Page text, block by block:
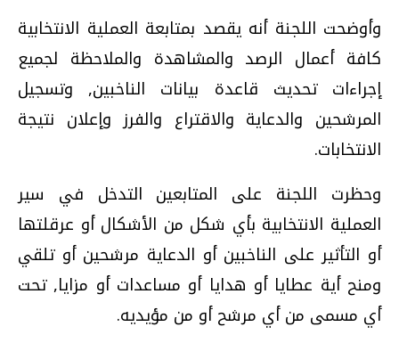
وأوضحت اللجنة أنه يقصد بمتابعة العملية الانتخابية
كافة أعمال الرصد والمشاهدة والملاحظة لجميع
إجراءات تحديث قاعدة بيانات الناخبين, وتسجيل
المرشحين والدعاية والاقتراع والفرز وإعلان نتيجة
الانتخابات.
وحظرت اللجنة على المتابعين التدخل في سير
العملية الانتخابية بأي شكل من الأشكال أو عرقلتها
أو التأثير على الناخبين أو الدعاية مرشحين أو تلقي
ومنح أية عطايا أو هدايا أو مساعدات أو مزايا, تحت
أي مسمى من أي مرشح أو من مؤيديه.